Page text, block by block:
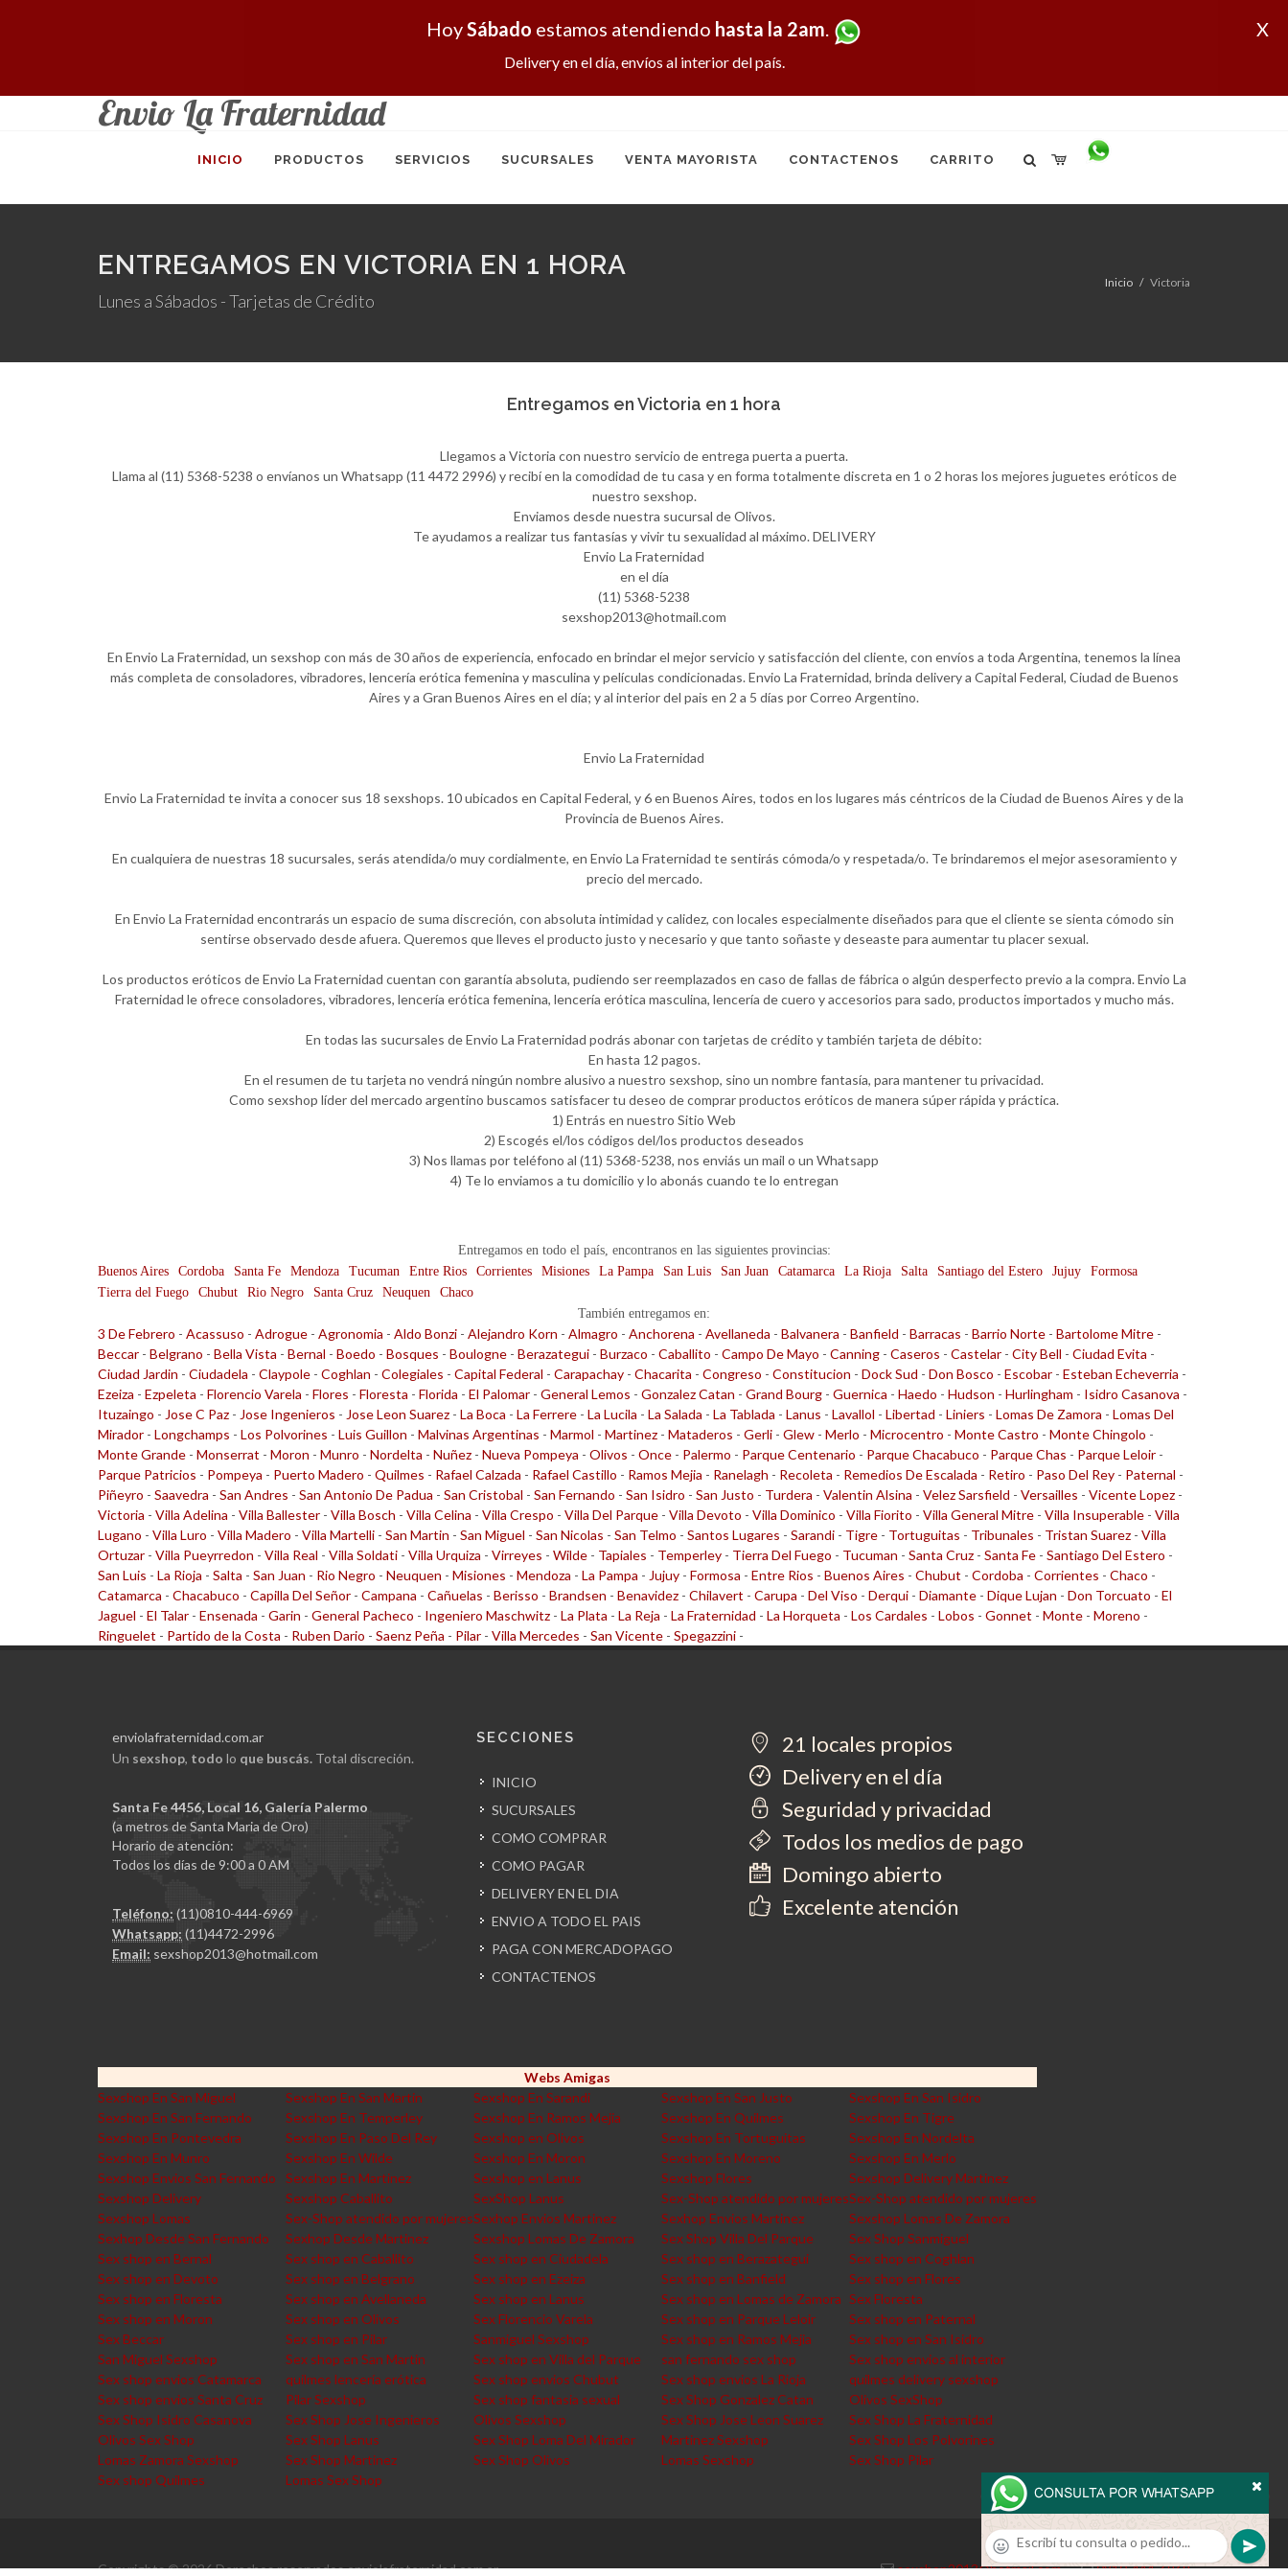
X
HoySábado estamos atendiendo hasta la 2am.
Delivery en el día, envíos al interior del país.
Envio La Fraternidad
INICIO PRODUCTOS SERVICIOS SUCURSALES VENTA MAYORISTA CONTACTENOS CARRITO
ENTREGAMOS EN VICTORIA EN 1 HORA
Lunes a Sábados - Tarjetas de Crédito
Inicio Victoria
Entregamos en Victoria en 1 hora
Llegamos a Victoria con nuestro servicio de entrega puerta a puerta.
Llama al (11) 5368-5238 o envíanos un Whatsapp (11 4472 2996) y recibí en la comodidad de tu casa y en forma totalmente discreta en 1 o 2 horas los mejores juguetes eróticos de
nuestro sexshop.
Enviamos desde nuestra sucursal de Olivos.
Te ayudamos a realizar tus fantasías y vivir tu sexualidad al máximo. DELIVERY
Envio La Fraternidad
en el día
(11) 5368-5238
sexshop2013@hotmail.com
En Envio La Fraternidad, un sexshop con más de 30 años de experiencia, enfocado en brindar el mejor servicio y satisfacción del cliente, con envíos a toda Argentina, tenemos la línea
más completa de consoladores, vibradores, lencería erótica femenina y masculina y películas condicionadas. Envio La Fraternidad, brinda delivery a Capital Federal, Ciudad de Buenos
Aires y a Gran Buenos Aires en el día; y al interior del pais en 2 a 5 días por Correo Argentino.
Envio La Fraternidad
Envio La Fraternidad te invita a conocer sus 18 sexshops. 10 ubicados en Capital Federal, y 6 en Buenos Aires, todos en los lugares más céntricos de la Ciudad de Buenos Aires y de la
Provincia de Buenos Aires.
En cualquiera de nuestras 18 sucursales, serás atendida/o muy cordialmente, en Envio La Fraternidad te sentirás cómoda/o y respetada/o. Te brindaremos el mejor asesoramiento y
precio del mercado.
En Envio La Fraternidad encontrarás un espacio de suma discreción, con absoluta intimidad y calidez, con locales especialmente diseñados para que el cliente se sienta cómodo sin
sentirse observado desde afuera. Queremos que lleves el producto justo y necesario y que tanto soñaste y deseaste para aumentar tu placer sexual.
Los productos eróticos de Envio La Fraternidad cuentan con garantía absoluta, pudiendo ser reemplazados en caso de fallas de fábrica o algún desperfecto previo a la compra. Envio La
Fraternidad le ofrece consoladores, vibradores, lencería erótica femenina, lencería erótica masculina, lencería de cuero y accesorios para sado, productos importados y mucho más.
En todas las sucursales de Envio La Fraternidad podrás abonar con tarjetas de crédito y también tarjeta de débito:
En hasta 12 pagos.
En el resumen de tu tarjeta no vendrá ningún nombre alusivo a nuestro sexshop, sino un nombre fantasía, para mantener tu privacidad.
Como sexshop líder del mercado argentino buscamos satisfacer tu deseo de comprar productos eróticos de manera súper rápida y práctica.
1) Entrás en nuestro Sitio Web
2) Escogés el/los códigos del/los productos deseados
3) Nos llamas por teléfono al (11) 5368-5238, nos enviás un mail o un Whatsapp
4) Te lo enviamos a tu domicilio y lo abonás cuando te lo entregan
Entregamos en todo el país, encontranos en las siguientes provincias:
Buenos Aires
Cordoba Santa Fe Mendoza Tucuman Entre Rios Corrientes Misiones La Pampa San Luis San Juan Catamarca La Rioja Salta Santiago del Estero Jujuy
Formosa
Tierra del Fuego
Chubut Rio Negro Santa Cruz Neuquen
Chaco
También entregamos en:
3 De Febrero - Acassuso - Adrogue - Agronomia - Aldo Bonzi - Alejandro Korn - Almagro - Anchorena - Avellaneda - Balvanera - Banfield - Barracas - Barrio Norte - Bartolome Mitre -
Beccar - Belgrano - Bella Vista - Bernal - Boedo - Bosques - Boulogne - Berazategui - Burzaco - Caballito - Campo De Mayo - Canning - Caseros - Castelar - City Bell - Ciudad Evita -
Ciudad Jardin - Ciudadela - Claypole - Coghlan - Colegiales - Capital Federal - Carapachay - Chacarita - Congreso - Constitucion - Dock Sud - Don Bosco - Escobar - Esteban Echeverria -
Ezeiza - Ezpeleta - Florencio Varela - Flores - Floresta - Florida - El Palomar - General Lemos - Gonzalez Catan - Grand Bourg - Guernica - Haedo - Hudson - Hurlingham - Isidro Casanova -
Ituzaingo - Jose C Paz - Jose Ingenieros - Jose Leon Suarez - La Boca - La Ferrere - La Lucila - La Salada - La Tablada - Lanus - Lavallol - Libertad - Liniers - Lomas De Zamora - Lomas Del
Mirador - Longchamps - Los Polvorines - Luis Guillon - Malvinas Argentinas - Marmol - Martinez - Mataderos - Gerli - Glew - Merlo - Microcentro - Monte Castro - Monte Chingolo -
Monte Grande - Monserrat - Moron - Munro - Nordelta - Nuñez - Nueva Pompeya - Olivos - Once - Palermo - Parque Centenario - Parque Chacabuco - Parque Chas - Parque Leloir -
Parque Patricios - Pompeya - Puerto Madero - Quilmes - Rafael Calzada - Rafael Castillo - Ramos Mejia - Ranelagh - Recoleta - Remedios De Escalada - Retiro - Paso Del Rey - Paternal -
Piñeyro - Saavedra - San Andres - San Antonio De Padua - San Cristobal - San Fernando - San Isidro - San Justo - Turdera - Valentin Alsina - Velez Sarsfield - Versailles - Vicente Lopez -
Victoria - Villa Adelina - Villa Ballester - Villa Bosch - Villa Celina - Villa Crespo - Villa Del Parque - Villa Devoto - Villa Dominico - Villa Fiorito - Villa General Mitre - Villa Insuperable - Villa
Lugano - Villa Luro - Villa Madero - Villa Martelli - San Martin - San Miguel - San Nicolas - San Telmo - Santos Lugares - Sarandi - Tigre - Tortuguitas - Tribunales - Tristan Suarez - Villa
Ortuzar - Villa Pueyrredon - Villa Real - Villa Soldati - Villa Urquiza - Virreyes - Wilde - Tapiales - Temperley - Tierra Del Fuego - Tucuman - Santa Cruz - Santa Fe - Santiago Del Estero -
San Luis - La Rioja - Salta - San Juan - Rio Negro - Neuquen - Misiones - Mendoza - La Pampa - Jujuy - Formosa - Entre Rios - Buenos Aires - Chubut - Cordoba - Corrientes - Chaco -
Catamarca - Chacabuco - Capilla Del Señor - Campana - Cañuelas - Berisso - Brandsen - Benavidez - Chilavert - Carupa - Del Viso - Derqui - Diamante - Dique Lujan - Don Torcuato - El
Jaguel - El Talar - Ensenada - Garin - General Pacheco - Ingeniero Maschwitz - La Plata - La Reja - La Fraternidad - La Horqueta - Los Cardales - Lobos - Gonnet - Monte - Moreno -
Ringuelet - Partido de la Costa - Ruben Dario - Saenz Peña - Pilar - Villa Mercedes - San Vicente - Spegazzini -
enviolafraternidad.com.ar
Un sexshop, todo lo que buscás. Total discreción.
Santa Fe 4456, Local 16, Galería Palermo
(a metros de Santa Maria de Oro)
Horario de atención:
Todos los días de 9:00 a 0 AM
Teléfono: (11)0810-444-6969
Whatsapp: (11)4472-2996
Email: sexshop2013@hotmail.com
SECCIONES
INICIO
SUCURSALES
COMO COMPRAR
COMO PAGAR
DELIVERY EN EL DIA
ENVIO A TODO EL PAIS
PAGA CON MERCADOPAGO
CONTACTENOS
21 locales propios
Delivery en el día
Seguridad y privacidad
Todos los medios de pago
Domingo abierto
Excelente atención
Webs Amigas
Sexshop En San Miguel
Sexshop En San Martin Sexshop En Sarandi Sexshop En San Justo
Sexshop En San Isidro
Sexshop En San Fernando
Sexshop En Temperley Sexshop En Ramos Mejia Sexshop En Quilmes
Sexshop En Tigre
Sexshop En Pontevedra
Sexshop En Paso Del Rey Sexshop en Olivos Sexshop En Tortuguitas
Sexshop En Nordelta
Sexshop En Munro
Sexshop En Wilde Sexshop En Moron Sexshop En Moreno
Sexshop En Merlo
Sexshop Envios San Fernando
Sexshop En Martinez Sexshop en Lanus Sexshop Flores
Sexshop Delivery Martinez
Sexshop Delivery
Sexshop Caballito SexShop Lanus Sex-Shop atendido por mujeresSex-Shop atendido por mujeres
Sexshop Lomas
Sex-Shop atendido por mujeresSexhop Envios Martinez Sexhop Envios Martinez
Sexshop Lomas De Zamora
Sexhop Desde San Fernando
Sexhop Desde Martinez Sexshop Lomas De Zamora Sex Shop Villa Del Parque
Sex Shop Sanmiguel
Sex shop en Bernal
Sex shop en Caballito Sex shop en Ciudadela Sex shop en Berazategui
Sex shop en Coghlan
Sex shop en Devoto
Sex shop en Belgrano Sex shop en Ezeiza Sex shop en Banfield
Sex shop en Flores
Sex shop en Floresta
Sex shop en Avellaneda Sex shop en Lanus Sex shop en Lomas de Zamora Sex Floresta
Sex shop en Moron
Sex shop en Olivos Sex Florencio Varela Sex shop en Parque Leloir
Sex shop en Paternal
Sex Beccar
Sex shop en Pilar Sanmiguel Sexshop Sex shop en Ramos Mejia
Sex shop en San Isidro
San Miguel Sexshop
Sex shop en San Martin Sex shop en Villa del Parque san fernando sex shop
Sex shop envios al interior
Sex shop envios Catamarca
quilmes lencería erótica Sex shop envios Chubut Sex shop envios La Rioja
quilmes delivery sexshop
Sex shop envios Santa Cruz
Pilar Sexshop Sex shop fantasia sexual Sex Shop Gonzalez Catan
Olivos SexShop
Sex Shop Isidro Casanova
Sex Shop Jose Ingenieros Olivos Sexshop Sex Shop Jose Leon Suarez
Sex Shop La Fraternidad
Olivos Sex Shop
Sex Shop Lanus Sex Shop Loma Del Mirador Martinez Sexshop
Sex Shop Los Polvorines
Lomas Zamora Sexshop
Sex Shop Martinez Sex Shop Olivos Lomas Sexshop
Sex Shop Pilar
Sex shop Quilmes
Lomas Sex Shop
Copyrights © 2026 Derechos reservados enviolafraternidad.com.ar sexshop2013@hotmail.com · 0810-444-6969